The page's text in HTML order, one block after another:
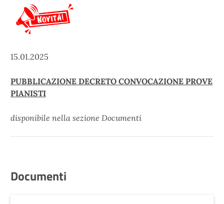
15.01.2025
PUBBLICAZIONE DECRETO CONVOCAZIONE PROVE
PIANISTI
disponibile nella sezione Documenti
Documenti